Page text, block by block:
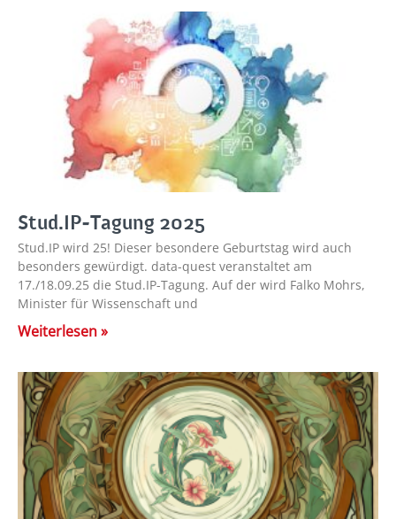
Stud.IP-Tagung 2025
Stud.IP wird 25! Dieser besondere Geburtstag wird auch
besonders gewürdigt. data-quest veranstaltet am
17./18.09.25 die Stud.IP-Tagung. Auf der wird Falko Mohrs,
Minister für Wissenschaft und
Weiterlesen »